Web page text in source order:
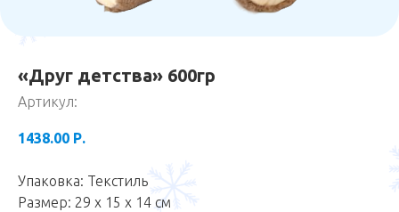
«Друг детства» 600гр
Артикул:
1438.00 Р.
Упаковка: Текстиль
Размер: 29 х 15 х 14 см